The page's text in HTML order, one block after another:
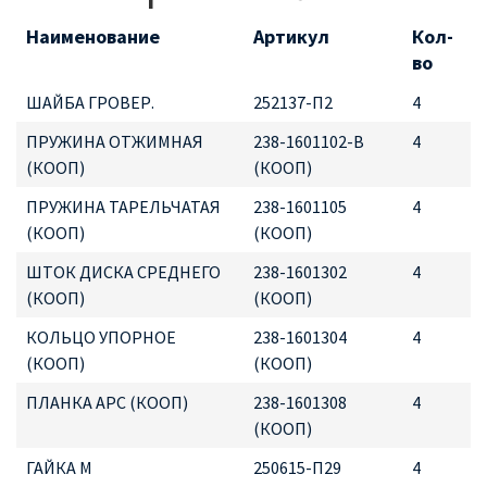
Наименование Артикул
Кол-
во
ШАЙБА ГРОВЕР. 252137-П2
4
ПРУЖИНА ОТЖИМНАЯ
(КООП)
238-1601102-В
(КООП)
4
ПРУЖИНА ТАРЕЛЬЧАТАЯ
(КООП)
238-1601105
(КООП)
4
ШТОК ДИСКА СРЕДНЕГО
(КООП)
238-1601302
(КООП)
4
КОЛЬЦО УПОРНОЕ
(КООП)
238-1601304
(КООП)
4
ПЛАНКА АРС (КООП)
238-1601308
(КООП)
4
ГАЙКА М
250615-П29
4